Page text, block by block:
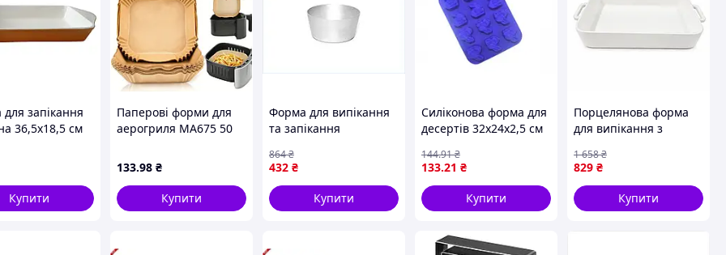
з харчовими продуктами. Вона підійде як
запікання
36,5х18,5 см
FK-10407
Купити
Паперові форми для
аерогриля MA675 50
133.98 ₴
Купити
Форма для випікання
та запікання
для приготування
страв у духовці
432 ₴
864₴
Купити
Силіконова форма для
десертів 32х24х2,5 см
133.21 ₴
144.91₴
Купити
Порцелянова форма
для випікання з
білого кольору KP-171-
1 для ідеального
приготування страв
829 ₴
1 658₴
Купити